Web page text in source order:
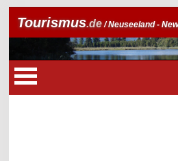
Tourismus.de/ Neuseeland -